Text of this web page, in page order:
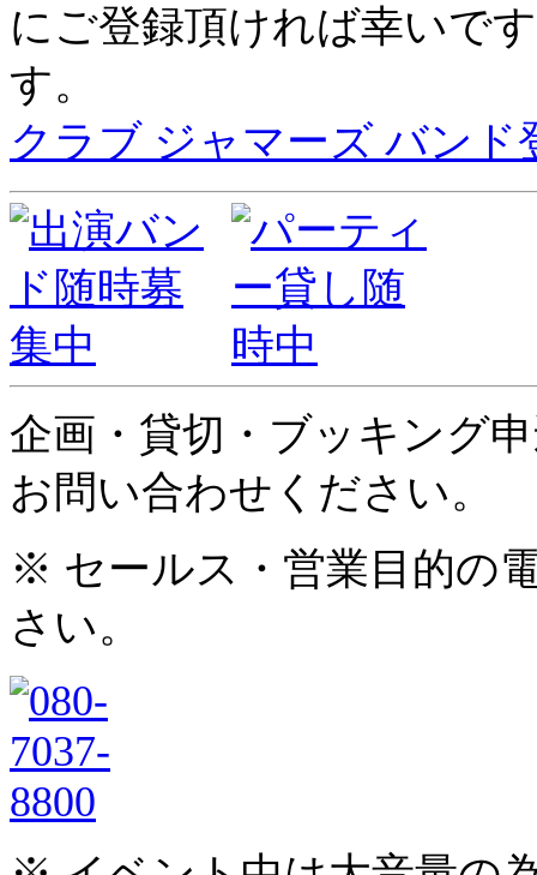
にご登録頂ければ幸いで
す。
クラブ ジャマーズ バンド
企画・貸切・ブッキング
お問い合わせください。
※ セールス・営業目的の
さい。